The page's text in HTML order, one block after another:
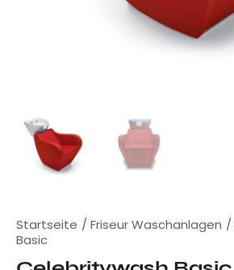
Startseite Friseur Waschanlagen
Basic